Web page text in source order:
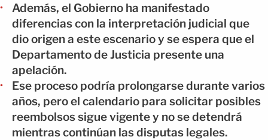
Además, el Gobierno ha manifestado
diferencias con la interpretación judicial que
dio origen a este escenario y se espera que el
Departamento de Justicia presente una
apelación.
Ese proceso podría prolongarse durante varios
años, pero el calendario para solicitar posibles
reembolsos sigue vigente y no se detendrá
mientras continúan las disputas legales.